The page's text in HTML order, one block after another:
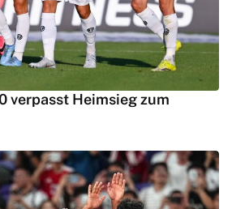
verpasst Heimsieg zum